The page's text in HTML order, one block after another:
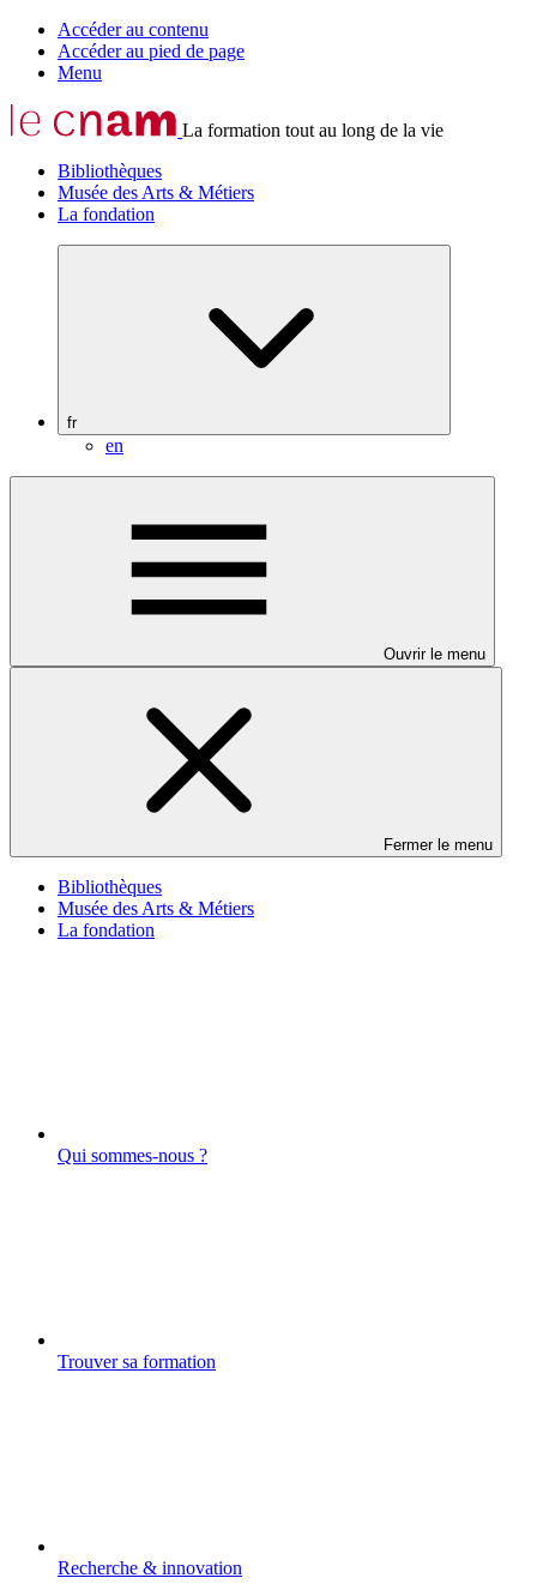
Accéder au contenu
Accéder au pied de page
Menu
La formation tout au long de la vie
Bibliothèques
Musée des Arts & Métiers
La fondation
fr
en
Ouvrir le menu
Fermer le menu
Bibliothèques
Musée des Arts & Métiers
La fondation
Qui sommes-nous ?
Trouver sa formation
Recherche & innovation